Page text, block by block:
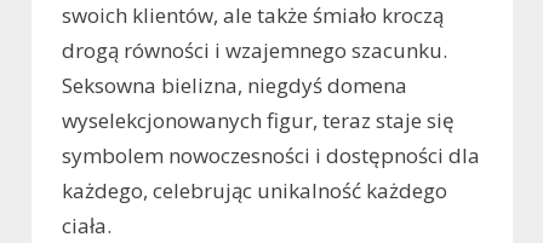
swoich klientów, ale także śmiało kroczą
drogą równości i wzajemnego szacunku.
Seksowna bielizna, niegdyś domena
wyselekcjonowanych figur, teraz staje się
symbolem nowoczesności i dostępności dla
każdego, celebrując unikalność każdego
ciała.